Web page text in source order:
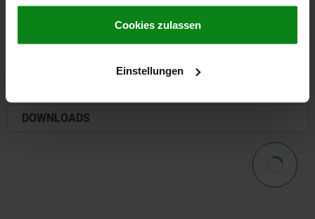
gesammelt haben.Cookie Richtlinien
Datenschutz|AGB
Cookies zulassen
Einstellungen
DOWNLOADS